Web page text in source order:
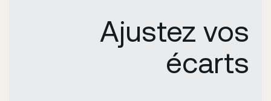
Ajustez vos
écarts